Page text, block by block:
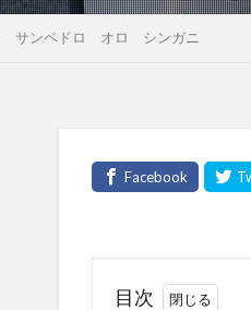
サンペドロ オロ シンガニ
目次